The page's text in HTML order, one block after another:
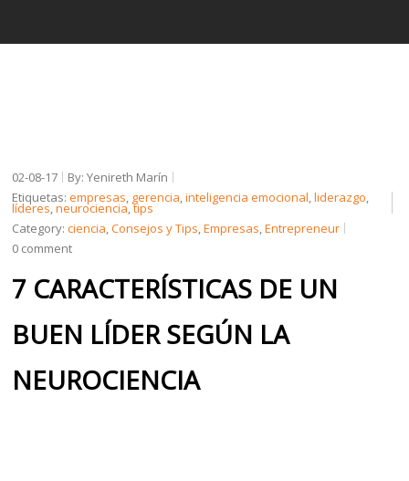
CREDENCIALES
CONTÁCTENOS
02-08-17
By: Yenireth Marín
Etiquetas:empresas, gerencia,inteligencia emocional,liderazgo,
líderes,neurociencia,tips
Category:ciencia,Consejos y Tips,Empresas,Entrepreneur
0 comment
7 CARACTERÍSTICAS DE UN
BUEN LÍDER SEGÚN LA
NEUROCIENCIA